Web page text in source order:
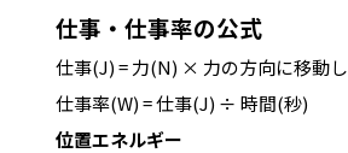
仕事・仕事率の公式
仕事(J)=力(N) × 力の方向に移動し
仕事率(W)=仕事(J) ÷ 時間(秒)
位置エネルギー